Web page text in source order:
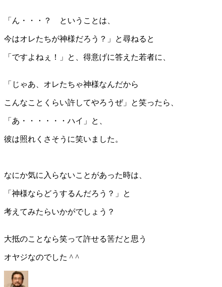
「ん・・・？ ということは、
今はオレたちが神様だろう？」と尋ねると
「ですよねぇ！」と、得意げに答えた若者に、
「じゃあ、オレたちゃ神様なんだから
こんなことくらい許してやろうぜ」と笑ったら、
「あ・・・・・・ハイ」と、
彼は照れくさそうに笑いました。
なにか気に入らないことがあった時は、
「神様ならどうするんだろう？」と
考えてみたらいかがでしょう？
大抵のことなら笑って許せる筈だと思う
オヤジなのでした ^ ^